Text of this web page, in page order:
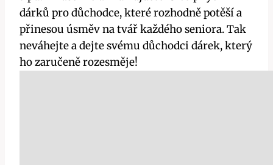
dárků pro důchodce, které rozhodně potěší a
přinesou úsměv na tvář každého seniora. Tak
neváhejte a dejte svému důchodci dárek, který
ho zaručeně rozesměje!